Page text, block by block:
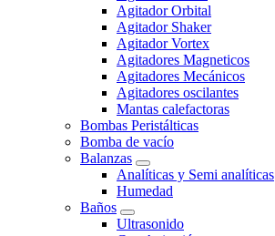
Agitador Orbital
Agitador Shaker
Agitador Vortex
Agitadores Magneticos
Agitadores Mecánicos
Agitadores oscilantes
Mantas calefactoras
Bombas Peristálticas
Bomba de vacío
Balanzas
Analíticas y Semi analíticas
Humedad
Baños
Ultrasonido